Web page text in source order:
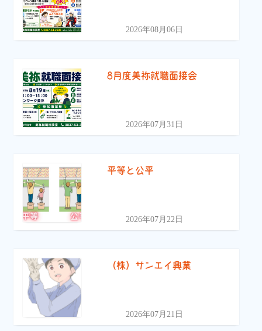
2026年08月06日
8月度美祢就職面接会
2026年07月31日
平等と公平
2026年07月22日
（株）サンエイ興業
2026年07月21日